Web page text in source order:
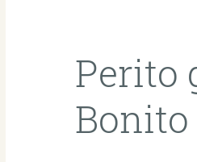
Perito
Bonito